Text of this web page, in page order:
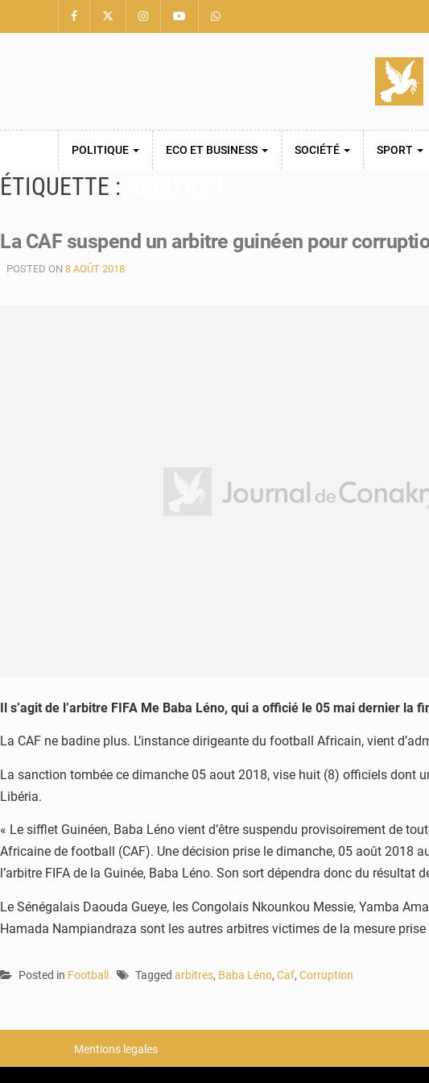
POLITIQUE ECO ET BUSINESS SOCIÉTÉ SPORT
ÉTIQUETTE :
La CAF suspend un arbitre guinéen pour
POSTED ON 8 AOÛT 2018
Il s’agit de l’arbitre FIFA Me Baba Léno, qui a officié le 05 mai dernier la
La CAF ne badine plus. L’instance dirigeante du football Africain, vient
La sanction tombée ce dimanche 05 aout 2018, vise huit (8) officiels dont
Libéria.
« Le sifflet Guinéen, Baba Léno vient d’être suspendu provisoirement de
Africaine de football (CAF). Une décision prise le dimanche, 05 août 2018
l’arbitre FIFA de la Guinée, Baba Léno. Son sort dépendra donc du
Le Sénégalais Daouda Gueye, les Congolais Nkounkou Messie, Yamba
Hamada Nampiandraza sont les autres arbitres victimes de la mesure prise
Posted in Football Tagged arbitres, Baba Léno, Caf, Corruption
Mentions legales